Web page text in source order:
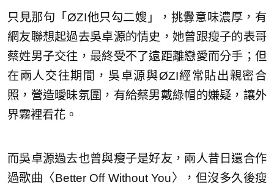
只見那句「ØZI他只勾二嫂」，挑釁意味濃厚，有
網友聯想起過去吳卓源的情史，她曾跟瘦子的表哥
蔡姓男子交往，最終受不了遠距離戀愛而分手；但
在兩人交往期間，吳卓源與ØZI經常貼出親密合
照，營造曖昧氛圍，有給蔡男戴綠帽的嫌疑，讓外
界霧裡看花。
而吳卓源過去也曾與瘦子是好友，兩人昔日還合作
過歌曲〈Better Off Without You〉，但沒多久後瘦